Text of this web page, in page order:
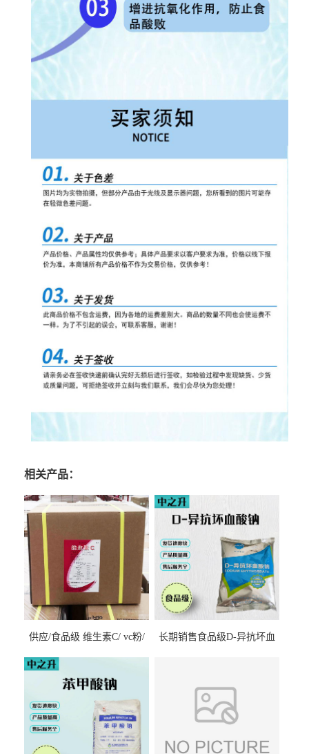
相关产品：
供应/食品级 维生素C/ vc粉/
长期销售食品级D-异抗坏血